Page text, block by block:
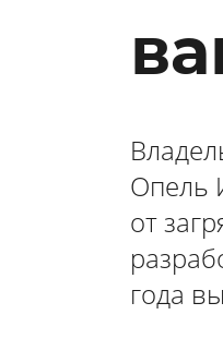
Опель
от
года